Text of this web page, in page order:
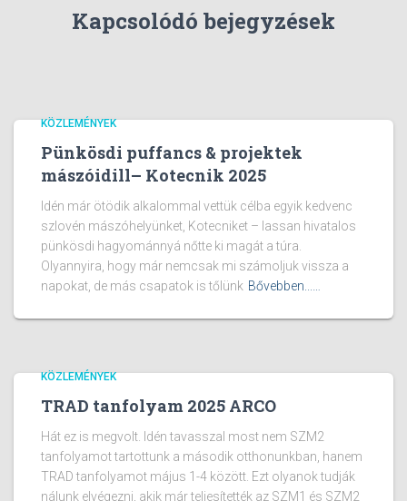
Kapcsolódó bejegyzések
KÖZLEMÉNYEK
Pünkösdi puffancs & projektek
mászóidill– Kotecnik 2025
Idén már ötödik alkalommal vettük célba egyik kedvenc
szlovén mászóhelyünket, Kotecniket – lassan hivatalos
pünkösdi hagyománnyá nőtte ki magát a túra.
Olyannyira, hogy már nemcsak mi számoljuk vissza a
napokat, de más csapatok is tőlünk Bővebben...…
KÖZLEMÉNYEK
TRAD tanfolyam 2025 ARCO
Hát ez is megvolt. Idén tavasszal most nem SZM2
tanfolyamot tartottunk a második otthonunkban, hanem
TRAD tanfolyamot május 1-4 között. Ezt olyanok tudják
nálunk elvégezni, akik már teljesítették az SZM1 és SZM2